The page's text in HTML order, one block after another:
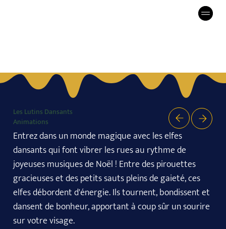
Les Lutins Dansants
Animations
Entrez dans un monde magique avec les elfes
dansants qui font vibrer les rues au rythme de
joyeuses musiques de Noël ! Entre des pirouettes
gracieuses et des petits sauts pleins de gaieté, ces
elfes débordent d'énergie. Ils tournent, bondissent et
dansent de bonheur, apportant à coup sûr un sourire
sur votre visage.